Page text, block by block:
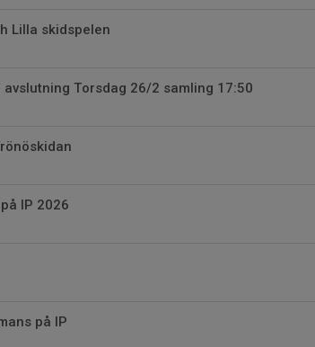
Lilla skidspelen
Torsdag 26/2 samling 17:50
IP 2026
på IP